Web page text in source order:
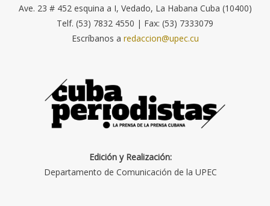
Ave. 23 # 452 esquina a I, Vedado, La Habana Cuba (10400)
Telf. (53) 7832 4550 | Fax: (53) 7333079
Escríbanos a redaccion@upec.cu
Edición y Realización:
Departamento de Comunicación de la UPEC